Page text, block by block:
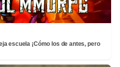
escuela ¡Cómo los de antes, pero